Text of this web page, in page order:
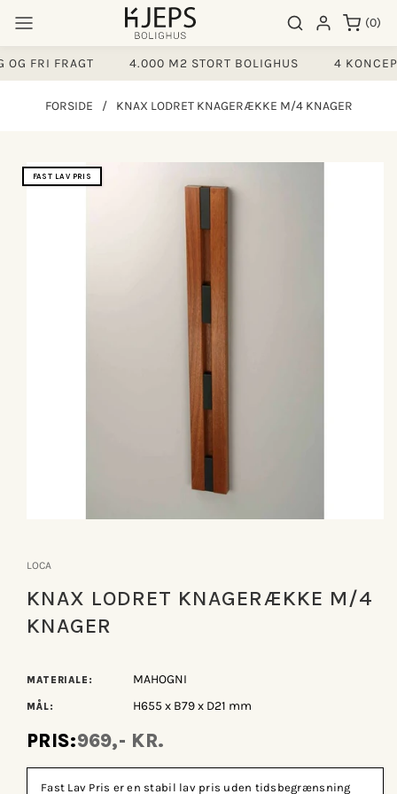
indhold
Søgeresultater
Log ind (0)
0
varer
FRI FRAGT 4.000 M2 STORT BOLIGHUS 4
FORSIDE / KNAX LODRET KNAGERÆKKE M/4 KNAGER
FAST LAV PRIS
til
iLOCA
KNAX LODRET KNAGERÆKKE M/4
KNAGER
MATERIALE: MAHOGNI
MÅL: H655 x B79 x D21 mm
PRIS:969,- KR.
Fast Lav Pris er en stabil lav pris uden tidsbegrænsning